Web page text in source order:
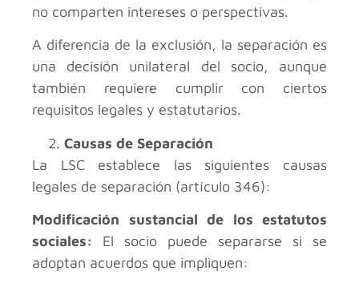
no comparten intereses o perspectivas.
A diferencia de la exclusión, la separación es
una decisión unilateral del socio, aunque
también requiere cumplir con ciertos
requisitos legales y estatutarios.
Causas de Separación
La LSC establece las siguientes causas
legales de separación (artículo 346):
Modificación sustancial de los estatutos
sociales: El socio puede separarse si se
adoptan acuerdos que impliquen: